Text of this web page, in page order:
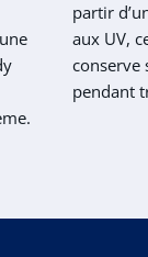
partir
aux UV,
conserve
pendant